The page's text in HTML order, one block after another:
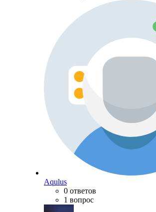
Aqulus
0 ответов
1 вопрос